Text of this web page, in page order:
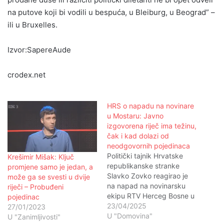
na putove koji bi vodili u bespuća, u Bleiburg, u Beograd” –
ili u Bruxelles.
Izvor:SapereAude
crodex.net
Krešimir Mišak: Ključ
promjene samo je jedan, a
može ga se svesti u dvije
riječi – Probuđeni
pojedinac
27/01/2023
U "Zanimljivosti"
HRS o napadu na novinare
u Mostaru: Javno
izgovorena riječ ima težinu,
čak i kad dolazi od
neodgovornih pojedinaca
Politički tajnik Hrvatske
republikanske stranke
Slavko Zovko reagirao je
na napad na novinarsku
ekipu RTV Herceg Bosne u
mostarskom Starom gradu.
Njegovu objavu prenosimo
23/04/2025
U "Domovina"